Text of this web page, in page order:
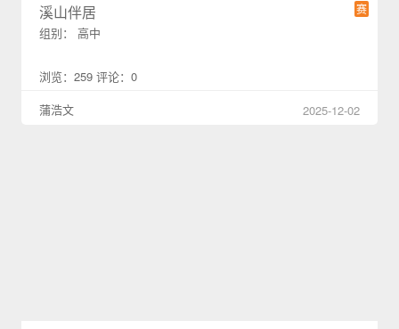
赛
溪山伴居
组别： 高中
浏览：259 评论：0
蒲浩文
2025-12-02